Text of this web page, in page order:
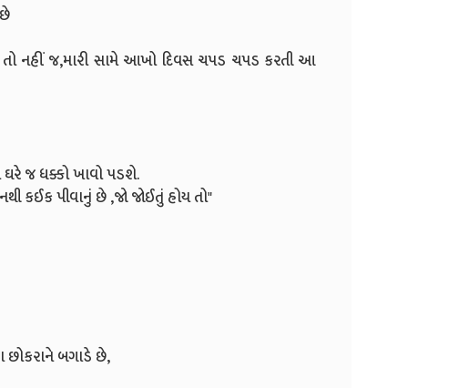
નહીં જ,મારી સામે આખો દિવસ ચપડ ચપડ કરતી આ
ઘરે જ ધક્કો ખાવો પડશે.
કઈક પીવાનું છે ,જો જોઈતું હોય તો"
છોકરાને બગાડે છે,